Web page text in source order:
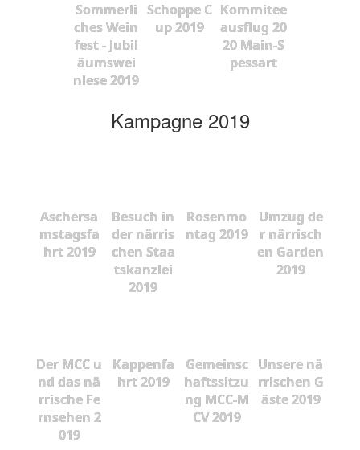
Sommerli
ches Wein
fest - Jubil
äumswei
nlese 2019
Schoppe C
up 2019
Kommitee
ausflug 20
20 Main-S
pessart
Kampagne 2019
Aschersa
mstagsfa
hrt 2019
Besuch in
der närris
chen Staa
tskanzlei
2019
Rosenmo
ntag 2019
Umzug de
r närrisch
en Garden
2019
Der MCC u
nd das nä
rrische Fe
rnsehen 2
019
Kappenfa
hrt 2019
Gemeinsc
haftssitzu
ng MCC-M
CV 2019
Unsere nä
rrischen G
äste 2019